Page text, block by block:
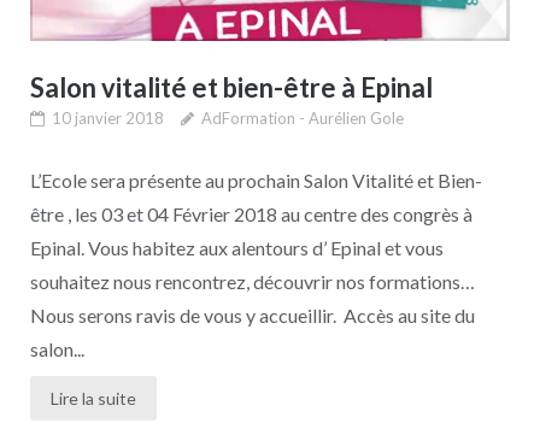
Salon vitalité et bien-être à Epinal
10 janvier 2018 AdFormation - Aurélien Gole
L’Ecole sera présente au prochain Salon Vitalité et Bien-
être , les 03 et 04 Février 2018 au centre des congrès à
Epinal. Vous habitez aux alentours d’ Epinal et vous
souhaitez nous rencontrez, découvrir nos formations…
Nous serons ravis de vous y accueillir. Accès au site du
salon...
Lire la suite